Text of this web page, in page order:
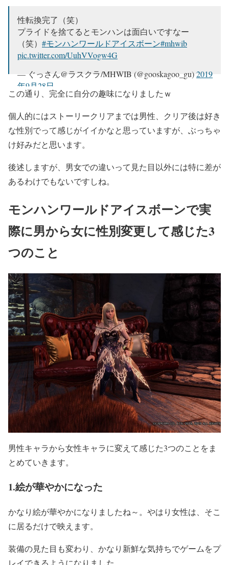
性転換完了（笑）
プライドを捨てるとモンハンは面白いですなー
（笑） #モンハンワールドアイスボーン#mhwib
pic.twitter.com/UuhVVogw4G
— ぐっさん@ラスクラ/MHWIB (@gooskagoo_gu)2019
年9月28日
この通り、完全に自分の趣味になりましたｗ
個人的にはストーリークリアまでは男性、クリア後は好き
な性別でって感じがイイかなと思っていますが、ぶっちゃ
け好みだと思います。
後述しますが、男女での違いって見た目以外には特に差が
あるわけでもないですしね。
モンハンワールドアイスボーンで実
際に男から女に性別変更して感じた3
つのこと
男性キャラから女性キャラに変えて感じた3つのことをま
とめていきます。
1.絵が華やかになった
かなり絵が華やかになりましたね～。やはり女性は、そこ
に居るだけで映えます。
装備の見た目も変わり、かなり新鮮な気持ちでゲームをプ
レイできるようになりました。